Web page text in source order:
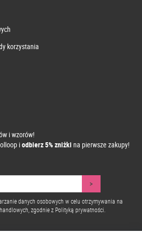
korzystania
i wzorów!
iodbierz 5% zniżki na pierwsze zakupy!
danych osobowych w celu otrzymywania na
zgodnie z Polityką prywatności.